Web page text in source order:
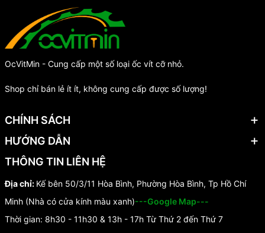
OcVitMin - Cung cấp một số loại ốc vít cỡ nhỏ.
Shop chỉ bán lẻ ít ít, không cung cấp được số lượng!
CHÍNH SÁCH
HƯỚNG DẪN
THÔNG TIN LIÊN HỆ
Địa chỉ: Kế bên 50/3/11 Hòa Bình, Phường Hòa Bình, Tp Hồ Chí
Minh (Nhà có cửa kính màu xanh)---Google Map---
Thời gian: 8h30 - 11h30 & 13h - 17h Từ Thứ 2 đến Thứ 7